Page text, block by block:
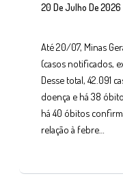
20 De Julho De 2026
Até 20/07, Minas
(casos notificados,
Desse total, 42.091
doença e há 38
há 40 óbitos
relação à febre…